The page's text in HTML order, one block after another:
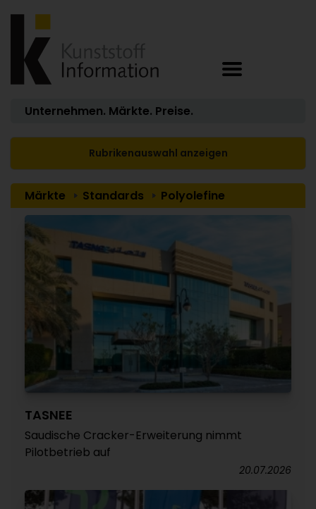
Unternehmen. Märkte. Preise.
Rubrikenauswahl anzeigen
Märkte Standards Polyolefine
TASNEE
Saudische Cracker-Erweiterung nimmt
Pilotbetrieb auf
20.07.2026